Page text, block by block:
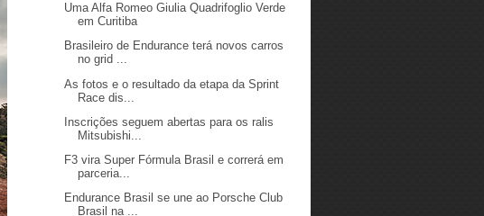
Uma Alfa Romeo Giulia Quadrifoglio Verde
em Curitiba
Brasileiro de Endurance terá novos carros
no grid ...
As fotos e o resultado da etapa da Sprint
Race dis...
Inscrições seguem abertas para os ralis
Mitsubishi...
F3 vira Super Fórmula Brasil e correrá em
parceria...
Endurance Brasil se une ao Porsche Club
Brasil na ...